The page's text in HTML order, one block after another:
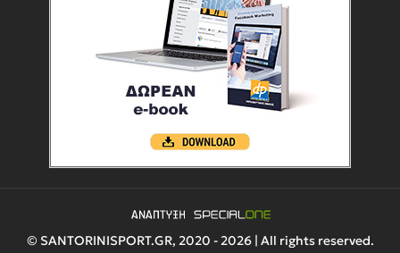
© SANTORINISPORT.GR, 2020 - 2026 | All rights reserved.